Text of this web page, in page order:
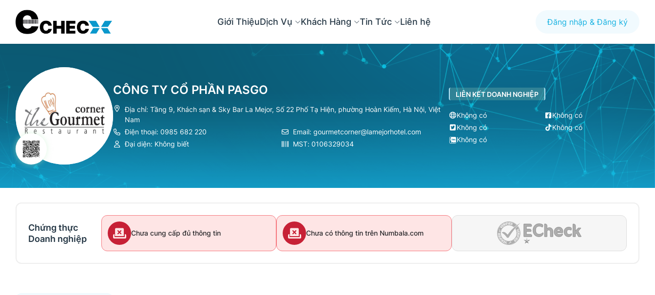
Giới ThiệuDịch Vụ Khách Hàng Tin Tức Liên hệ Đăng nhập & Đăng ký
CÔNG TY CỔ PHẦN PASGO
Địa chỉ: Tầng 9, Khách sạn & Sky Bar La Mejor, Số 22 Phố Tạ Hiện, phường Hoàn Kiếm, Hà Nội, Việt
Nam
Điện thoại: 0985 682 220
Email: gourmetcorner@lamejorhotel.com
Đại diện: Không biết
MST: 0106329034
LIÊN KẾT DOANH NGHIỆP
Không có
Không có
Không có
Không có
Không có
Chứng thực
Doanh nghiệp
Chưa cung cấp đủ thông tin Chưa có thông tin trên Numbala.com